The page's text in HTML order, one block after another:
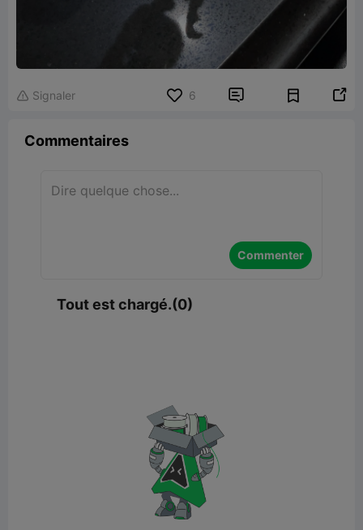
 Signaler 6  
Commentaires
Commenter
Tout est chargé.(0)